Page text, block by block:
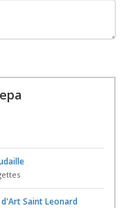
Saint Leonard